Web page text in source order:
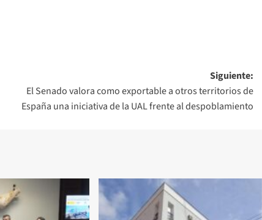
Siguiente:
El Senado valora como exportable a otros territorios de
España una iniciativa de la UAL frente al despoblamiento